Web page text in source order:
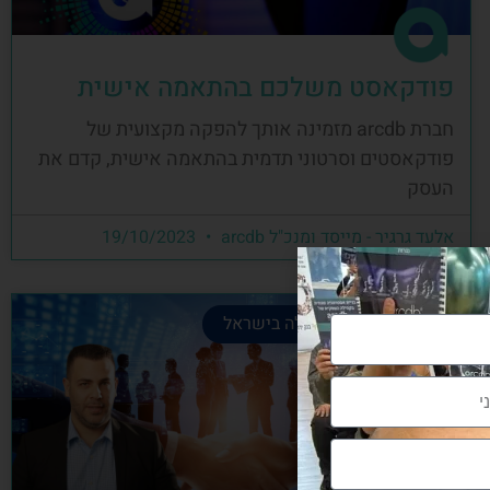
פודקאסט משלכם בהתאמה אישית
חברת arcdb מזמינה אותך להפקה מקצועית של
פודקאסטים וסרטוני תדמית בהתאמה אישית, קדם את
העסק
אלעד גרגיר - מייסד ומנכ"ל arcdb
קהילת הבניה המובילה בישראל